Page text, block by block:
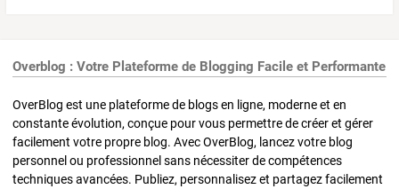
Overblog : Votre Plateforme de Blogging Facile et Performante
OverBlog est une plateforme de blogs en ligne, moderne et en
constante évolution, conçue pour vous permettre de créer et gérer
facilement votre propre blog. Avec OverBlog, lancez votre blog
personnel ou professionnel sans nécessiter de compétences
techniques avancées. Publiez, personnalisez et partagez facilement